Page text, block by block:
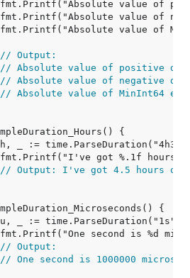
// Output:
// Absolute value of positive
// Absolute value of negative
// Absolute value of MinInt64
// Output: I've got 4.5 hours of
// Output:
// One second is 1000000